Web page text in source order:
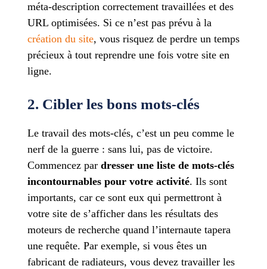
méta-description correctement travaillées et des
URL optimisées. Si ce n’est pas prévu à la
création du site, vous risquez de perdre un temps
précieux à tout reprendre une fois votre site en
ligne.
2. Cibler les bons mots-clés
Le travail des mots-clés, c’est un peu comme le
nerf de la guerre : sans lui, pas de victoire.
Commencez par dresser une liste de mots-clés
incontournables pour votre activité. Ils sont
importants, car ce sont eux qui permettront à
votre site de s’afficher dans les résultats des
moteurs de recherche quand l’internaute tapera
une requête. Par exemple, si vous êtes un
fabricant de radiateurs, vous devez travailler les